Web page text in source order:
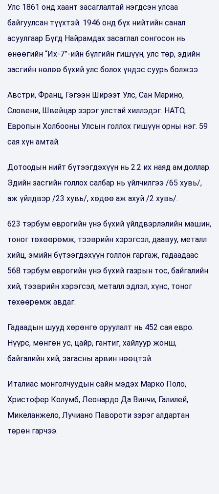
Улс 1861 онд хаант засаглалтай нэгдсэн улсаа
байгуулсан түүхтэй. 1946 онд бүх нийтийн санал
асуулгаар Бүгд Найрамдах засаглал сонгосон нь
өнөөгийн “Их-7”-ийн бүлгийн гишүүн, улс төр, эдийн
засгийн нөлөө бүхий улс болох үндэс суурь болжээ.
Австри, Франц, Гэгээн Ширээт Улс, Сан Марино,
Словени, Швейцар зэрэг улстай хиллэдэг. НАТО,
Европын Холбооны Улсын голлох гишүүн орны нэг. 59
сая хүн амтай.
Дотоодын нийт бүтээгдэхүүн нь 2.2 их наяд ам.доллар.
Эдийн засгийн голлох салбар нь үйлчилгээ /65 хувь/,
аж үйлдвэр /23 хувь/, хөдөө аж ахуй /2 хувь/.
623 тэрбум еврогийн үнэ бүхий үйлдвэрлэлийн машин,
тоног төхөөрөмж, тээврийн хэрэгсэл, даавуу, металл
хийц, эмийн бүтээгдэхүүн голлон гаргаж, гадаадаас
568 тэрбум еврогийн үнэ бүхий газрын тос, байгалийн
хий, тээврийн хэрэгсэл, металл эдлэл, хүнс, тоног
төхөөрөмж авдаг.
Гадаадын шууд хөрөнгө оруулалт нь 452 сая евро.
Нүүрс, мөнгөн ус, цайр, гантиг, хайлуур жонш,
байгалийн хий, загасны арвин нөөцтэй.
Италиас монголчуудын сайн мэдэх Марко Поло,
Христофер Колумб, Леонардо Да Винчи, Галилей,
Микеланжело, Лучиано Павороти зэрэг алдартан
төрөн гарчээ.